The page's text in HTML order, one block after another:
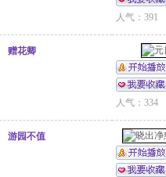
人气：391
赠花卿
人气：334
游园不值